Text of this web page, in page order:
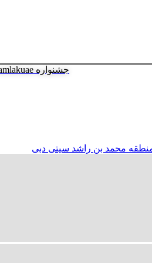
جشنواره amlakuae